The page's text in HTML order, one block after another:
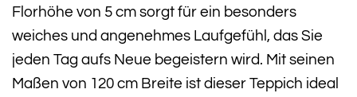
Florhöhe von 5 cm sorgt für ein besonders
weiches und angenehmes Laufgefühl, das Sie
jeden Tag aufs Neue begeistern wird. Mit seinen
Maßen von 120 cm Breite ist dieser Teppich ideal